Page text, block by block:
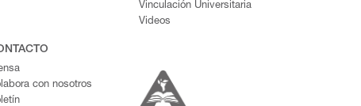
Vinculación Universitaria
Videos
con nosotros